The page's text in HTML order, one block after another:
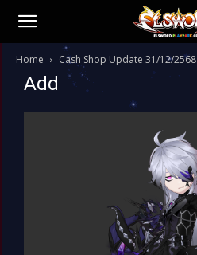
Home Cash Shop Update 31/12/2568
Add